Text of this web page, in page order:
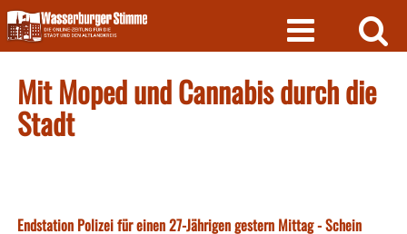
Skip
to
content
Mit Moped und Cannabis durch die
Stadt
Endstation Polizei für einen 27-Jährigen gestern Mittag - Schein